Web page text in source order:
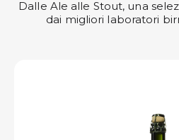
Dalle Ale alle Stout, una
dai migliori laboratori